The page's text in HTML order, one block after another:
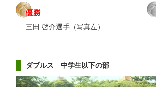
三田 啓介選手（写真左）
ダブルス 中学生以下の部